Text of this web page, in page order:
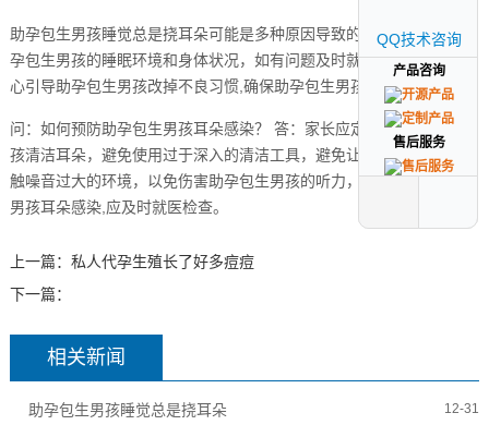
助孕包生男孩睡觉总是挠耳朵可能是多种原因导致的，家长应关注助
孕包生男孩的睡眠环境和身体状况，如有问题及时就医，家长也要耐
心引导助孕包生男孩改掉不良习惯,确保助孕包生男孩健康成长。
问：如何预防助孕包生男孩耳朵感染？ 答：家长应定期为助孕包生男
孩清洁耳朵，避免使用过于深入的清洁工具，避免让助孕包生男孩接
触噪音过大的环境，以免伤害助孕包生男孩的听力，如怀疑助孕包生
男孩耳朵感染,应及时就医检查。
上一篇： 私人代孕生殖长了好多痘痘
下一篇：
相关新闻
助孕包生男孩睡觉总是挠耳朵 12-31
QQ技术咨询
产品咨询
售后服务
QQ技术咨询
产品咨询
售后服务